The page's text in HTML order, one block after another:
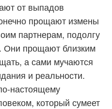
от выпадов
прощают измены
партнерам, подолгу
Они прощают близким
а сами мучаются
и реальности.
настоящему
который сумеет